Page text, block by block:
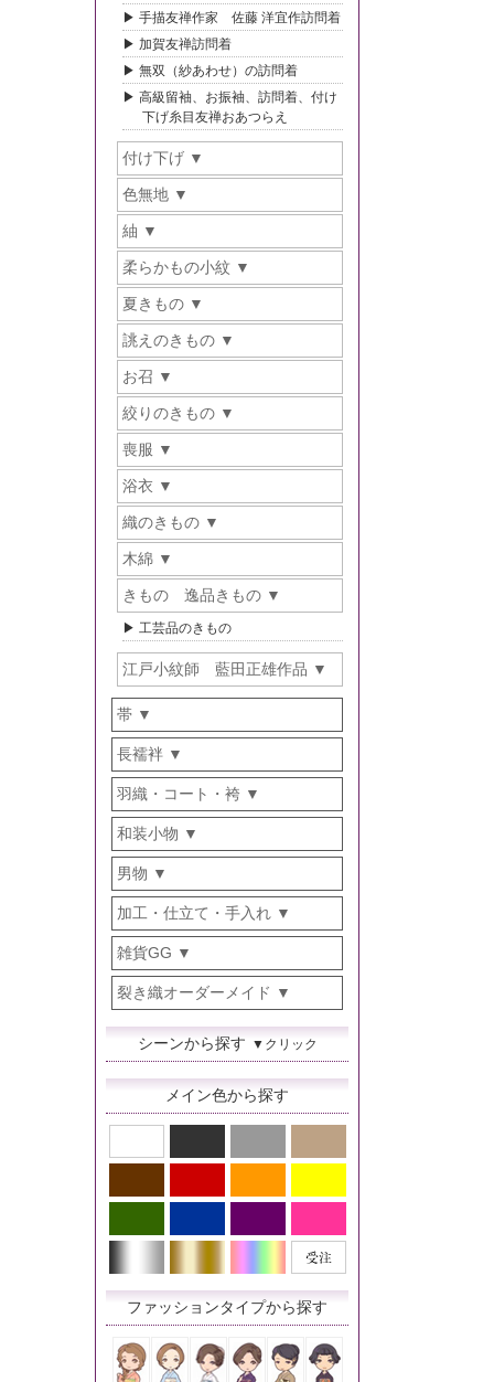
手描友禅作家 佐藤 洋宜作訪問着
加賀友禅訪問着
無双（紗あわせ）の訪問着
高級留袖、お振袖、訪問着、付け
下げ糸目友禅おあつらえ
付け下げ
色無地
紬
柔らかもの小紋
夏きもの
誂えのきもの
お召
絞りのきもの
喪服
浴衣
織のきもの
木綿
きもの 逸品きもの
工芸品のきもの
江戸小紋師 藍田正雄作品
帯
長襦袢
羽織・コート・袴
和装小物
男物
加工・仕立て・手入れ
雑貨GG
裂き織オーダーメイド
シーンから探す ▼クリック
メイン色から探す
ファッションタイプから探す